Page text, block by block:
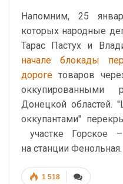
Напомним, 25
которых народные
Тарас Пастух и
начале блокады
дороге товаров
оккупированными
Донецкой областей.
оккупантами"
участке Горское
на станции Фенольная.
1 518